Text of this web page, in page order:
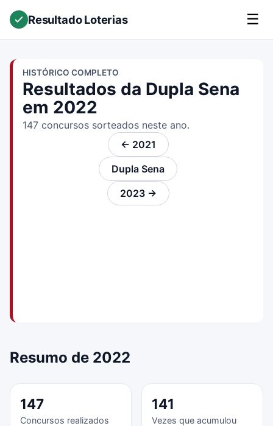
Resultado Loterias ☰
HISTÓRICO COMPLETO
Resultados da Dupla Sena
em 2022
147 concursos sorteados neste ano.
← 2021
Dupla Sena
2023 →
Resumo de 2022
147
Concursos realizados
141
Vezes que acumulou